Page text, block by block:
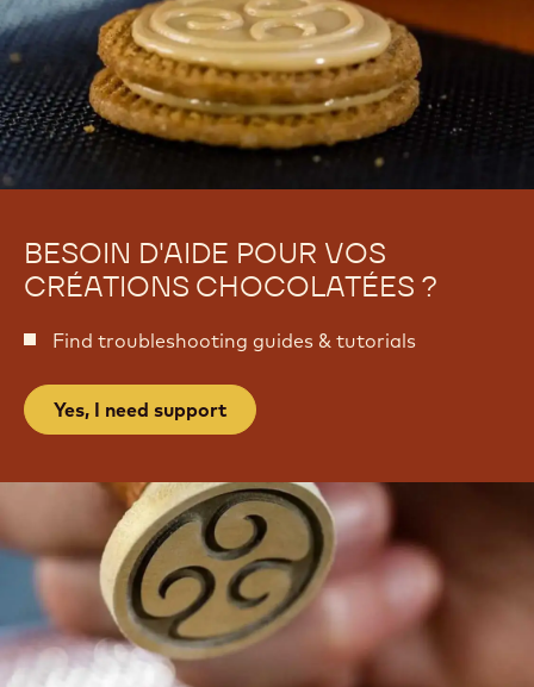
x
a
u
x
BESOIN D'AIDE POUR VOS
CRÉATIONS CHOCOLATÉES ?
Find troubleshooting guides & tutorials
Yes, I need support